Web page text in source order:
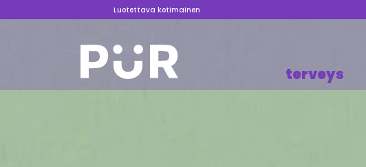
Luotettava kotimainen
terveys